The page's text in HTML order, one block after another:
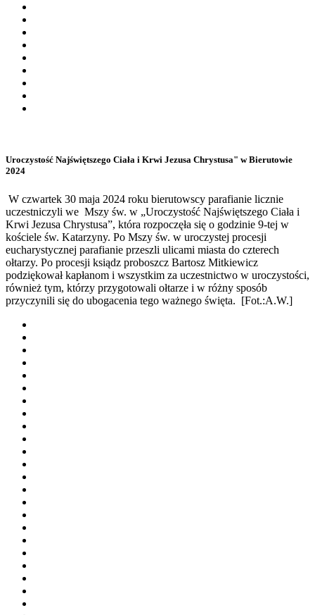
Uroczystość Najświętszego Ciała i Krwi Jezusa Chrystusa" w Bierutowie
2024
W czwartek 30 maja 2024 roku bierutowscy parafianie licznie
uczestniczyli we Mszy św. w „Uroczystość Najświętszego Ciała i
Krwi Jezusa Chrystusa”, która rozpoczęła się o godzinie 9-tej w
kościele św. Katarzyny. Po Mszy św. w uroczystej procesji
eucharystycznej parafianie przeszli ulicami miasta do czterech
ołtarzy. Po procesji ksiądz proboszcz Bartosz Mitkiewicz
podziękował kapłanom i wszystkim za uczestnictwo w uroczystości,
również tym, którzy przygotowali ołtarze i w różny sposób
przyczynili się do ubogacenia tego ważnego święta. [Fot.:A.W.]